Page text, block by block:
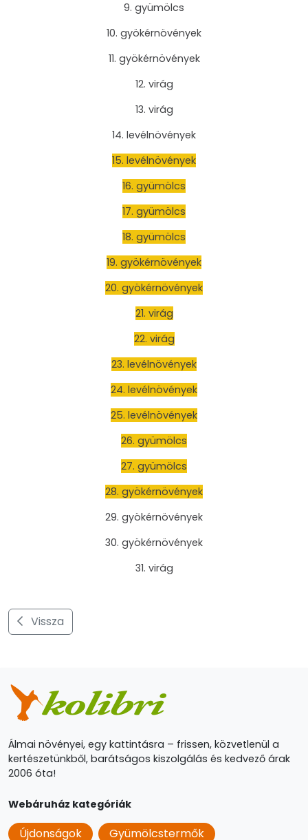
9. gyümölcs
10. gyökérnövények
11. gyökérnövények
12. virág
13. virág
14. levélnövények
15. levélnövények
16. gyümölcs
17. gyümölcs
18. gyümölcs
19. gyökérnövények
20. gyökérnövények
21. virág
22. virág
23. levélnövények
24. levélnövények
25. levélnövények
26. gyümölcs
27. gyümölcs
28. gyökérnövények
29. gyökérnövények
30. gyökérnövények
31. virág
Vissza
Álmai növényei, egy kattintásra – frissen, közvetlenül a
kertészetünkből, barátságos kiszolgálás és kedvező árak
2006 óta!
Webáruház kategóriák
Újdonságok
Gyümölcstermők